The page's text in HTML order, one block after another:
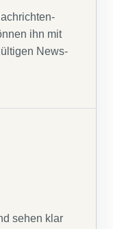
ihn mit
News-
sehen klar